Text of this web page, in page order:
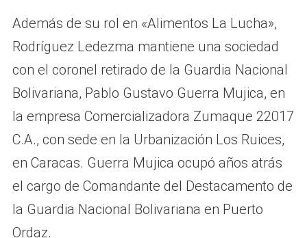
Además de su rol en «Alimentos La Lucha»,
Rodríguez Ledezma mantiene una sociedad
con el coronel retirado de la Guardia Nacional
Bolivariana, Pablo Gustavo Guerra Mujica, en
la empresa Comercializadora Zumaque 22017
C.A., con sede en la Urbanización Los Ruices,
en Caracas. Guerra Mujica ocupó años atrás
el cargo de Comandante del Destacamento de
la Guardia Nacional Bolivariana en Puerto
Ordaz.